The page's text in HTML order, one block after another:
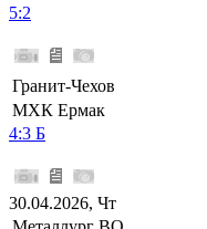
5:2
Гранит-Чехов
МХК Ермак
4:3 Б
30.04.2026, Чт